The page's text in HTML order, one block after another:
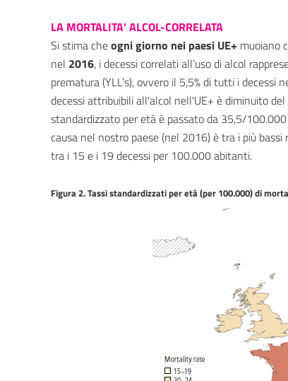
LA MORTALITA' ALCOL-CORRELATA
Si stima cheogni giorno nei paesi UE+ muoiano
nel 2016, i decessi correlati all’uso di alcol
prematura (YLL’s), ovvero il 5,5% di tutti i
decessi attribuibili all'alcol nell'UE+ è diminuito
standardizzato per età è passato da 35,5/
causa nel nostro paese (nel 2016) è tra i più
tra i 15 e i 19 decessi per 100.000 abitanti.
Figura 2. Tassi standardizzati per età (per 100.000) di